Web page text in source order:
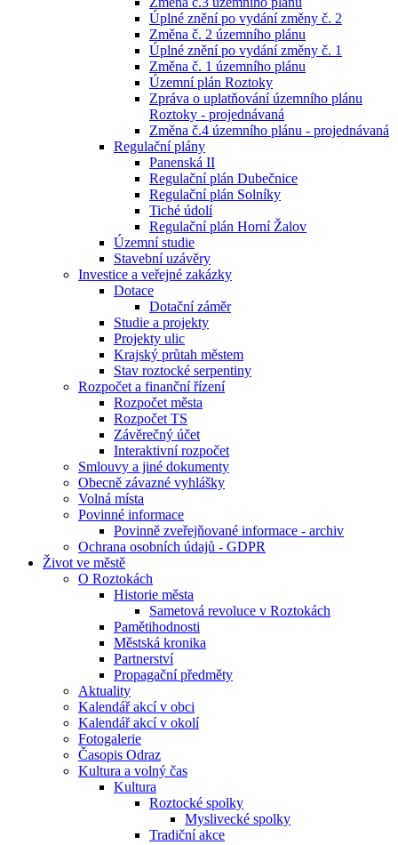
Úplné znění po vydání změny č. 2
Změna č. 2 územního plánu
Úplné znění po vydání změny č. 1
Změna č. 1 územního plánu
Územní plán Roztoky
Zpráva o uplatňování územního plánu
Roztoky - projednávaná
Změna č.4 územního plánu - projednávaná
Regulační plány
Panenská II
Regulační plán Dubečnice
Regulační plán Solníky
Tiché údolí
Regulační plán Horní Žalov
Územní studie
Stavební uzávěry
Investice a veřejné zakázky
Dotace
Dotační záměr
Studie a projekty
Projekty ulic
Krajský průtah městem
Stav roztocké serpentiny
Rozpočet a finanční řízení
Rozpočet města
Rozpočet TS
Závěrečný účet
Interaktivní rozpočet
Smlouvy a jiné dokumenty
Obecně závazné vyhlášky
Volná místa
Povinné informace
Povinně zveřejňované informace - archiv
Ochrana osobních údajů - GDPR
Život ve městě
O Roztokách
Historie města
Sametová revoluce v Roztokách
Pamětihodnosti
Městská kronika
Partnerství
Propagační předměty
Aktuality
Kalendář akcí v obci
Kalendář akcí v okolí
Fotogalerie
Časopis Odraz
Kultura a volný čas
Kultura
Roztocké spolky
Myslivecké spolky
Tradiční akce